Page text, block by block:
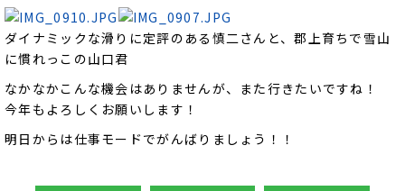
ダイナミックな滑りに定評のある慎二さんと、郡上育ちで雪山
に慣れっこの山口君
なかなかこんな機会はありませんが、また行きたいですね！
今年もよろしくお願いします！
明日からは仕事モードでがんばりましょう！！